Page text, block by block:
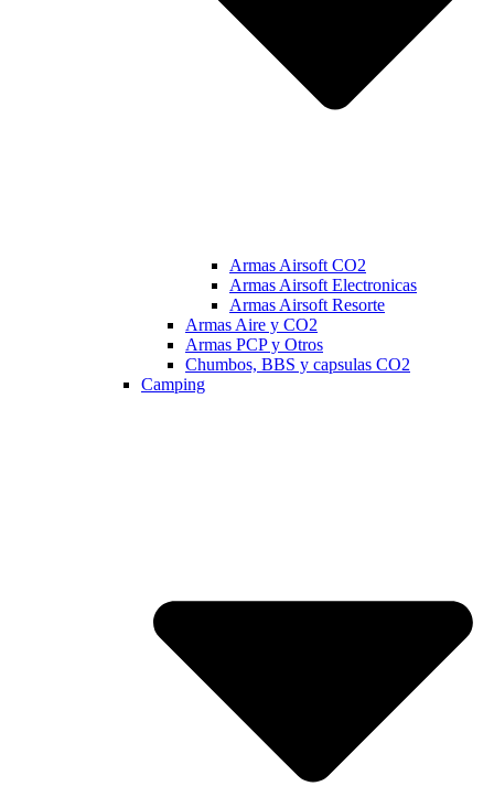
Armas Airsoft CO2
Armas Airsoft Electronicas
Armas Airsoft Resorte
Armas Aire y CO2
Armas PCP y Otros
Chumbos, BBS y capsulas CO2
Camping